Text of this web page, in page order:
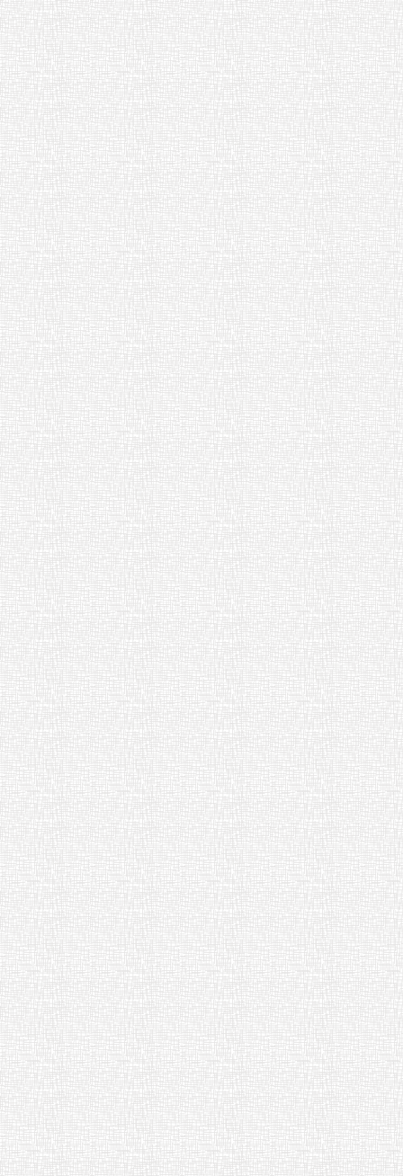
護者向け研修について [ pdf 289
オリジナル弁当コンクールのリー
ット [ pdf 634 KB ]
ちば夢チャレンジ☆ パスポート・
ジェクト 2026夏(千葉ロッテマリ
ズ) [ pdf 873 KB ]